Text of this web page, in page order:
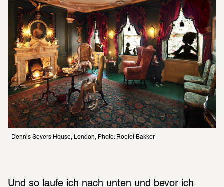
Dennis Severs House, London, Photo: Roelof Bakker
Und so laufe ich nach unten und bevor ich